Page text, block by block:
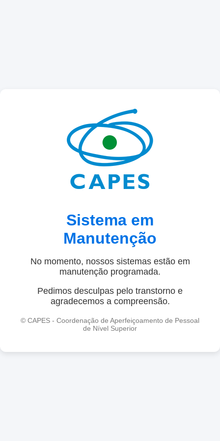
Sistema em
Manutenção
No momento, nossos sistemas estão em
manutenção programada.
Pedimos desculpas pelo transtorno e
agradecemos a compreensão.
© CAPES - Coordenação de Aperfeiçoamento de Pessoal
de Nível Superior